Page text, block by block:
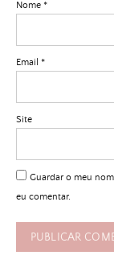
Nome *
Email *
Site
Guardar o meu
eu comentar.